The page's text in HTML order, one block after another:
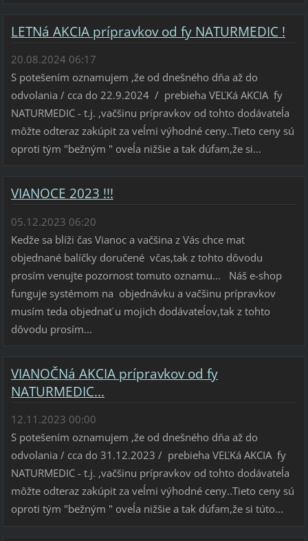
LETNá AKCIA prípravkov od fy NATURMEDIC !
20.08.2024 06:17
S potešením oznamujem ,že od dnešného dňa až do
odvolania / cca do 22.9.2024 / prebieha VEĽKá AKCIA fy
NATURMEDIC - t.j. ,vačšinu prípravkov od tohto dodávateĺa
môžte odteraz zakúpit za veĺmi výhodné ceny..Tieto ceny sú
oproti tým "bežným " oveĺa nižšie a tak dúfam,že si...
VIANOCE 2023 !!!
05.12.2023 06:20
Kedže sa blíži čas Vianoc a vačšina z Vás chce mat
objednané balíčky doručené včas,tak z tohto dôvodu
prosím venujte pozornost tomuto oznamu... Náš e-shop
funguje systémom na objednávku a vačšinu prípravkov
musím teda objednať u mojich dodávateĺov,tak z tohto
dôvodu prosím...
VIANOČNá AKCIA prípravkov od fy
NATURMEDIC...
12.11.2023 00:00
S potešením oznamujem ,že od dnešného dňa až do
odvolania / cca do 31.12.2023 / prebieha VEĽKá AKCIA fy
NATURMEDIC - t.j. ,vačšinu prípravkov od tohto dodávateĺa
môžte odteraz zakúpit za veĺmi výhodné ceny..Tieto ceny sú
oproti tým "bežným " oveĺa nižšie a tak dúfam,že si túto...